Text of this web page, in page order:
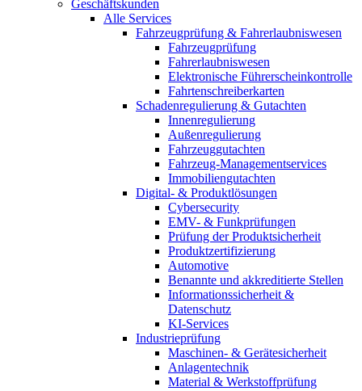
Geschäftskunden
Alle Services
Fahrzeugprüfung & Fahrerlaubniswesen
Fahrzeugprüfung
Fahrerlaubniswesen
Elektronische Führerscheinkontrolle
Fahrtenschreiberkarten
Schadenregulierung & Gutachten
Innenregulierung
Außenregulierung
Fahrzeuggutachten
Fahrzeug-Managementservices
Immobiliengutachten
Digital- & Produktlösungen
Cybersecurity
EMV- & Funkprüfungen
Prüfung der Produktsicherheit
Produktzertifizierung
Automotive
Benannte und akkreditierte Stellen
Informationssicherheit &
Datenschutz
KI-Services
Industrieprüfung
Maschinen- & Gerätesicherheit
Anlagentechnik
Material & Werkstoffprüfung